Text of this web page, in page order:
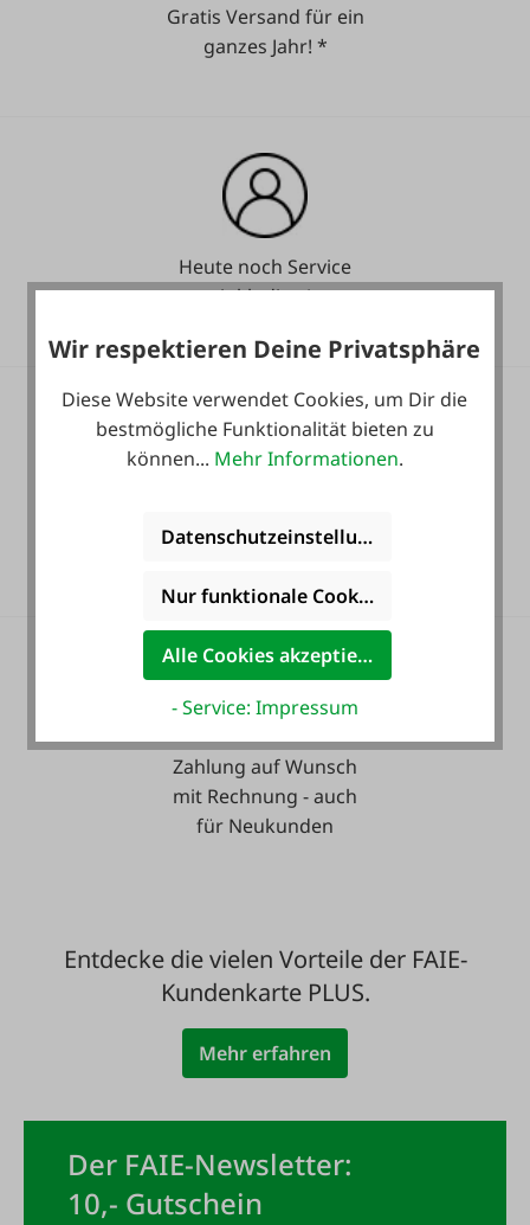
Gratis Versand für ein
ganzes Jahr! *
Heute noch Service
inkludiert!
Langzeit-Garantie.
Zahlung auf Wunsch
mit Rechnung - auch
für Neukunden
Entdecke die vielen Vorteile der FAIE-
Kundenkarte PLUS.
Mehr erfahren
Der FAIE-Newsletter:
10,- Gutschein
Wir respektieren Deine Privatsphäre
Diese Website verwendet Cookies, um Dir die
bestmögliche Funktionalität bieten zu
können... Mehr Informationen.
Datenschutzeinstellungen
Nur funktionale Cookies akzeptieren
Alle Cookies akzeptieren
- Service: Impressum